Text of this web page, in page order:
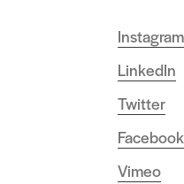
Instagram
LinkedIn
Twitter
Facebook
Vimeo